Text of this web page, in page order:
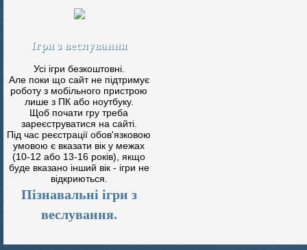
Ігри з веслування
Усі ігри безкоштовні.
Але поки що сайт не підтримує
роботу з мобільного пристрою
лише з ПК або ноутбуку.
Щоб почати гру треба
зареєструватися на сайті.
Під час реєстрації обов'язковою
умовою є вказати вік у межах
(10-12 або 13-16 років), якщо
буде вказано інший вік - ігри не
відкриються.
Пізнавальні ігри з
веслування.